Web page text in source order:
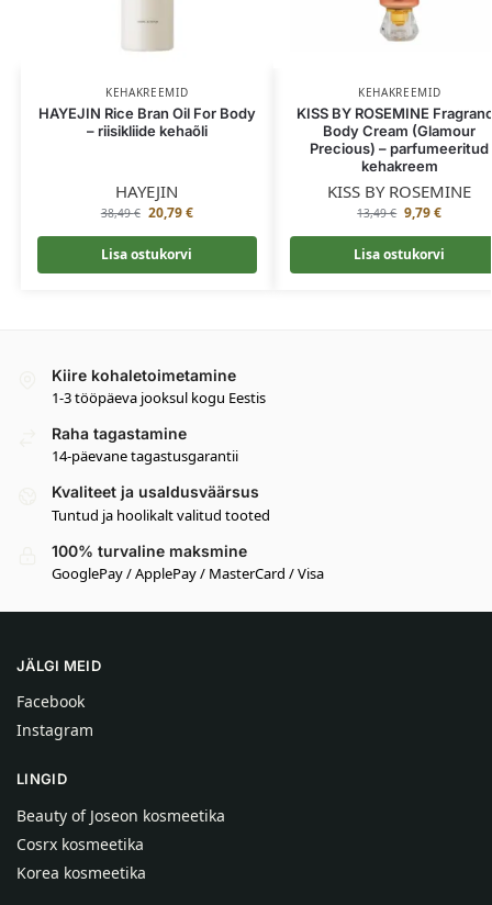
KEHAKREEMID
HAYEJIN Rice Bran Oil For Body
– riisikliide kehaõli
HAYEJIN
38,49€ 20,79€
Lisa ostukorvi
KEHAKREEMID
KISS BY ROSEMINE
Body Cream (Glamour
Precious) – parfumeeritud
kehakreem
KISS BY ROSEMINE
13,49€ 9,79€
Lisa ostukorvi
Kiire kohaletoimetamine
1-3 tööpäeva jooksul kogu Eestis
Raha tagastamine
14-päevane tagastusgarantii
Kvaliteet ja usaldusväärsus
Tuntud ja hoolikalt valitud tooted
100% turvaline maksmine
GooglePay / ApplePay / MasterCard / Visa
JÄLGI MEID
Facebook
Instagram
LINGID
Beauty of Joseon kosmeetika
Cosrx kosmeetika
Korea kosmeetika